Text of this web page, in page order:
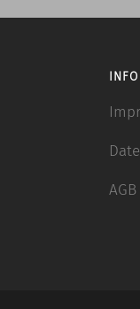
INFO
AGB